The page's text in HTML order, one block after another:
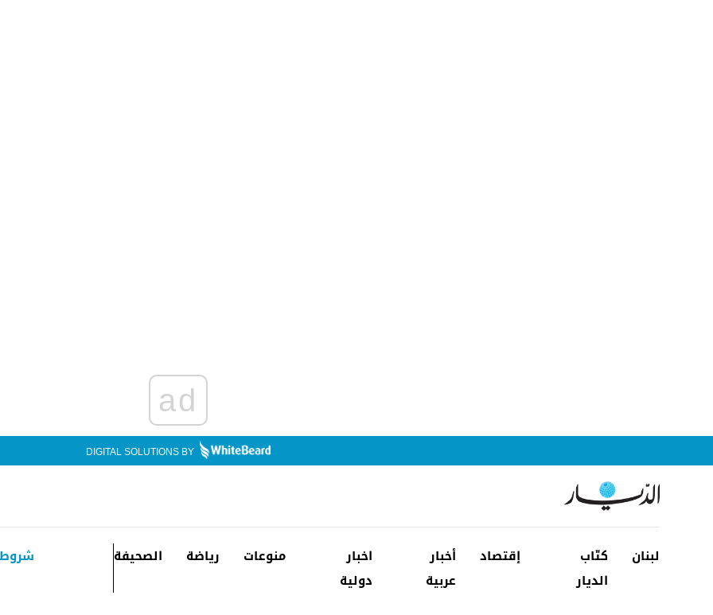
ad
DIGITAL SOLUTIONS BY
لبنان
كتّاب
الديار
إقتصاد
أخبار
عربية
اخبار
دولية
منوعات رياضة الصحيفة شروط